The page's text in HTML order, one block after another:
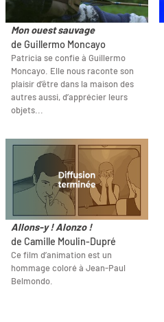
Mon ouest sauvage
de Guillermo Moncayo
Patricia se confie à Guillermo
Moncayo. Elle nous raconte son
plaisir d’être dans la maison des
autres aussi, d’apprécier leurs
objets...
Allons-y ! Alonzo !
de Camille Moulin-Dupré
Ce film d’animation est un
hommage coloré à Jean-Paul
Belmondo.